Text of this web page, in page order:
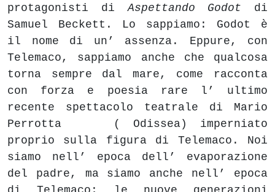
protagonisti diAspettando Godot di
Samuel Beckett. Lo sappiamo: Godot è
il nome di un’ assenza. Eppure, con
Telemaco, sappiamo anche che qualcosa
torna sempre dal mare, come racconta
con forza e poesia rare l’ ultimo
recente spettacolo teatrale di Mario
Perrotta ( Odissea) imperniato
proprio sulla figura di Telemaco. Noi
siamo nell’ epoca dell’ evaporazione
del padre, ma siamo anche nell’ epoca